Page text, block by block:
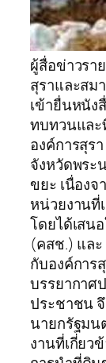
ผู้สื่อข่าวรา
สุราและสม
เข้ายื่นหนัง
ทบทวนและ
องค์การสุร
จังหวัดพระ
ขยะ เนื่อง
หน่วยงานที่
โดยได้เสน
(คสช.) แล
กับองค์การ
บรรยากาศ
ประชาชน
นายกรัฐมน
งานที่เกี่ยว